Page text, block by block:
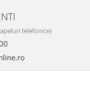
telefonice)